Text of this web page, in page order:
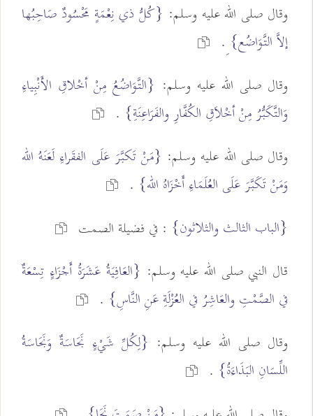
وقال صلى الله عليه وسلم: {كُلُّ ذي نِعْمَةٍ مَحْسُودٌ صَاحِبُها
إلاَّ التَّوَاضُع} ِ.
وقال صلى الله عليه وسلم: {التَّوَاضُعُ مِنْ أخْلاقِ الأَنْبِياءِ
وَالتَّكَبُّرُ مِنْ أخْلاَقِ الكُفَّارِ والفَرَاعِنَةِ} .
وقال صلى الله عليه وسلم: {مَنْ تَكبَّرَ عَلَى الفقَراءِ لَعَنَهُ الله
وَمَنْ تَكَبَّرَ عَلَى العُلَمَاءِ أَخْزَاهُ الله} .
{الباب الثالث والثلاثون} : في فضيلة الصمت
قال النبي صلى الله عليه وسلم: {العَافِيَةُ عَشَرَةُ أَجْزَاءٍ تِسْعَةٌ
في الصَّمْتِ والعَاشِرُ في العُزْلَةِ عَنِ النَّاسِ} .
وقال صلى الله عليه وسلم: {لِكُلِّ شَيْءٍ نَجَاسَةٌ وَنَجَاسَةُ
اللِّسَانِ البَذَاءَةُ} .